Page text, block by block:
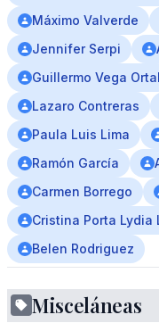
Máximo Valverde
Jennifer Serpi
Guillermo Vega Ortal
Lazaro Contreras
Paula Luis Lima
Ramón García
Carmen Borrego
Cristina Porta Lydia
Belen Rodriguez
Misceláneas